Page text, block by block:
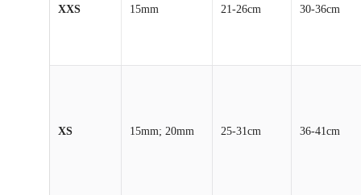
XXS 15mm 21-26cm 30-36cm
XS 15mm; 20mm 25-31cm 36-41cm